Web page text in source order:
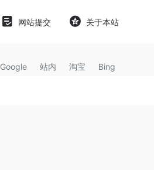
网站提交 关于本站
Google 站内 淘宝 Bing